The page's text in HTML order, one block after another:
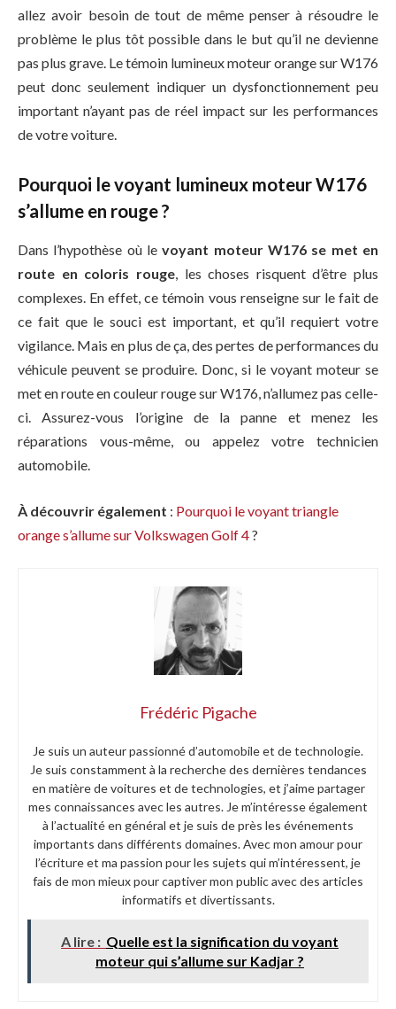
allez avoir besoin de tout de même penser à résoudre le
problème le plus tôt possible dans le but qu’il ne devienne
pas plus grave. Le témoin lumineux moteur orange sur W176
peut donc seulement indiquer un dysfonctionnement peu
important n’ayant pas de réel impact sur les performances
de votre voiture.
Pourquoi le voyant lumineux moteur W176
s’allume en rouge ?
Dans l’hypothèse où levoyant moteur W176 se met en
route en coloris rouge, les choses risquent d’être plus
complexes. En effet, ce témoin vous renseigne sur le fait de
ce fait que le souci est important, et qu’il requiert votre
vigilance. Mais en plus de ça, des pertes de performances du
véhicule peuvent se produire. Donc, si le voyant moteur se
met en route en couleur rouge sur W176, n’allumez pas celle-
ci. Assurez-vous l’origine de la panne et menez les
réparations vous-même, ou appelez votre technicien
automobile.
À découvrir également : Pourquoi le voyant triangle
orange s’allume sur Volkswagen Golf 4?
Frédéric Pigache
Je suis un auteur passionné d’automobile et de technologie.
Je suis constamment à la recherche des dernières tendances
en matière de voitures et de technologies, et j’aime partager
mes connaissances avec les autres. Je m’intéresse également
à l’actualité en général et je suis de près les événements
importants dans différents domaines. Avec mon amour pour
l’écriture et ma passion pour les sujets qui m’intéressent, je
fais de mon mieux pour captiver mon public avec des articles
informatifs et divertissants.
A lire : Quelle est la signification du voyant
moteur qui s’allume sur Kadjar ?